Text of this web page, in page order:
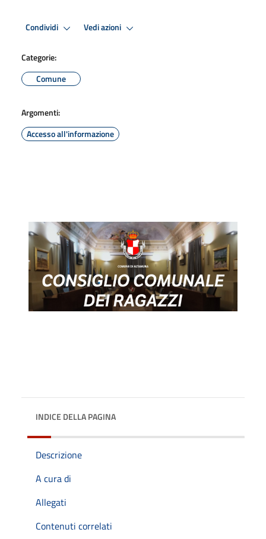
Condividi Vedi azioni
Categorie:
Comune
Argomenti:
Accesso all'informazione
INDICE DELLA PAGINA
Descrizione
A cura di
Allegati
Contenuti correlati